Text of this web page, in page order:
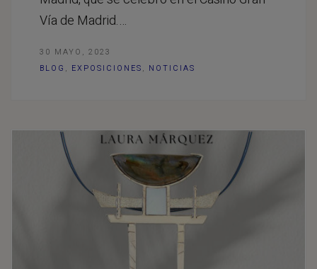
Vía de Madrid.…
30 MAYO, 2023
BLOG , EXPOSICIONES, NOTICIAS